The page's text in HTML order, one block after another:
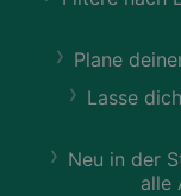
Plane
Lasse
Neu in der
alle